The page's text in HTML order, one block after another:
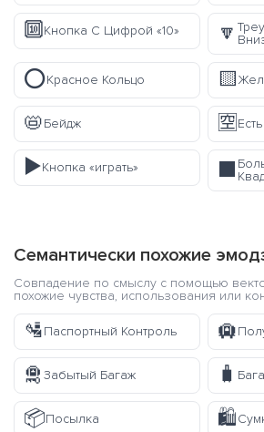
🔟Кнопка С Цифрой «10» 🔽
⭕Красное Кольцо 🟨
📛Бейдж 🈳
▶️Кнопка «играть»
Семантически похожие
Совпадение по смыслу с помощью
похожие чувства, использования или
🛂Паспортный Контроль 🛄
🛅 Забытый Багаж 🧳
📦Посылка 🛍️